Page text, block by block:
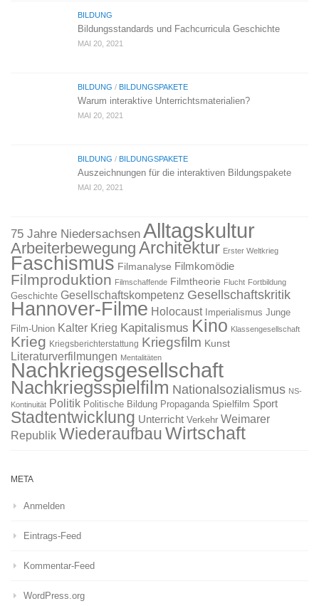
BILDUNG
Bildungsstandards und Fachcurricula Geschichte
MAI 20, 2021
BILDUNG / BILDUNGSPAKETE
Warum interaktive Unterrichtsmaterialien?
MAI 20, 2021
BILDUNG / BILDUNGSPAKETE
Auszeichnungen für die interaktiven Bildungspakete
MAI 20, 2021
75 Jahre Niedersachsen Alltagskultur
Arbeiterbewegung Architektur Erster Weltkrieg
Faschismus Filmanalyse Filmkomödie
Filmproduktion Filmschaffende Filmtheorie Flucht Fortbildung
Geschichte Gesellschaftskompetenz Gesellschaftskritik
Hannover-Filme Holocaust Imperialismus Junge
Film-Union Kalter Krieg Kapitalismus Kino Klassengesellschaft
Krieg Kriegsberichterstattung Kriegsfilm Kunst
Literaturverfilmungen Mentalitäten
Nachkriegsgesellschaft
Nachkriegsspielfilm Nationalsozialismus NS-
Kontinuität Politik Politische Bildung Propaganda Spielfilm Sport
Stadtentwicklung Unterricht Verkehr Weimarer
Republik WiederaufbauWirtschaft
META
Anmelden
Eintrags-Feed
Kommentar-Feed
WordPress.org